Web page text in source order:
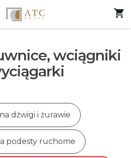
shopping_cart
wciągniki
dźwigi i żurawie
podesty ruchome